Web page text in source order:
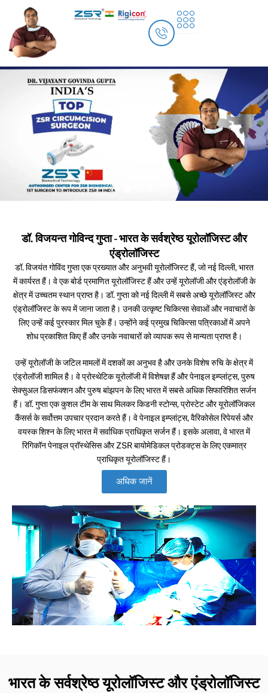
content
डॉ. विजयन्त गोविन्द गुप्ता - भारत के सर्वश्रेष्ठ यूरोलॉजिस्ट और
एंड्रोलॉजिस्ट
डॉ. विजयंत गोविंद गुप्ता एक प्रख्यात और अनुभवी यूरोलॉजिस्ट हैं, जो नई दिल्ली, भारत
में कार्यरत हैं। वे एक बोर्ड प्रमाणित यूरोलॉजिस्ट हैं और उन्हें यूरोलॉजी और एंड्रोलॉजी के
क्षेत्र में उच्चतम स्थान प्राप्त है। डॉ. गुप्ता को नई दिल्ली में सबसे अच्छे यूरोलॉजिस्ट और
एंड्रोलॉजिस्ट के रूप में जाना जाता है। उनकी उत्कृष्ट चिकित्सा सेवाओं और नवाचारों के
लिए उन्हें कई पुरस्कार मिल चुके हैं। उन्होंने कई प्रमुख चिकित्सा पत्रिकाओं में अपने
शोध प्रकाशित किए हैं और उनके नवाचारों को व्यापक रूप से मान्यता प्राप्त है।
उन्हें यूरोलॉजी के जटिल मामलों में दशकों का अनुभव है और उनके विशेष रुचि के क्षेत्र में
एंड्रोलॉजी शामिल है। वे प्रोस्थेटिक यूरोलॉजी में विशेषज्ञ हैं और पेनाइल इम्प्लांट्स, पुरुष
सेक्सुअल डिसफंक्शन और पुरुष बांझपन के लिए भारत में सबसे अधिक सिफारिशित सर्जन
हैं। डॉ. गुप्ता एक कुशल टीम के साथ मिलकर किडनी स्टोन्स, प्रोस्टेट और यूरोलॉजिकल
कैंसर्स के सर्वोत्तम उपचार प्रदान करते हैं। वे पेनाइल इम्प्लांट्स, वैरिकोसेल रिपेयर्स और
वयस्क शिश्न के लिए भारत में सर्वाधिक प्राधिकृत सर्जन हैं। इसके अलावा, वे भारत में
रिगिकॉन पेनाइल प्रॉस्थेसिस और ZSR बायोमेडिकल प्रोडक्ट्स के लिए एकमात्र
प्राधिकृत यूरोलॉजिस्ट हैं।
अधिक जानें
भारत के सर्वश्रेष्ठ यूरोलॉजिस्ट और एंड्रोलॉजिस्ट